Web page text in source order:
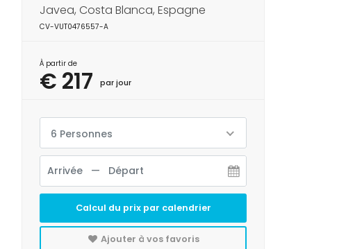
Javea, Costa Blanca, Espagne
CV-VUT0476557-A
À partir de
€ 217 par jour
6 Personnes
Calcul du prix par calendrier
Ajouter à vos favoris